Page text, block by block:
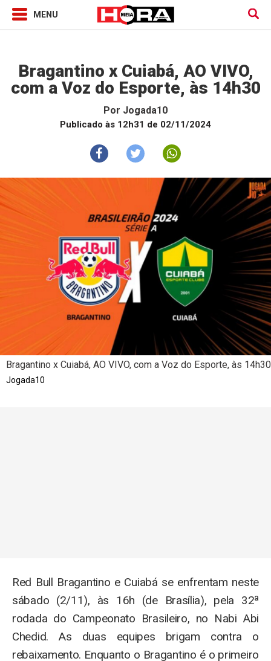
Bragantino x Cuiabá, AO VIVO,
com a Voz do Esporte, às 14h30
Por Jogada10
Publicado às 12h31 de 02/11/2024
Bragantino x Cuiabá, AO VIVO, com a Voz do Esporte, às 14h30
Jogada10
Red Bull Bragantino e Cuiabá se enfrentam neste
sábado (2/11), às 16h (de Brasília), pela 32ª
rodada do Campeonato Brasileiro, no Nabi Abi
Chedid. As duas equipes brigam contra o
rebaixamento. Enquanto o Bragantino é o primeiro